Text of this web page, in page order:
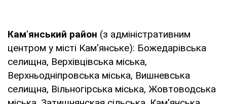
Кам'янський район (з адміністративним
центром у місті Кам'янське): Божедарівська
селищна, Верхівцівська міська,
Верхньодніпровська міська, Вишневська
селищна, Вільногірська міська, Жовтоводська